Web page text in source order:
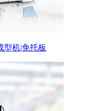
型机|免托板